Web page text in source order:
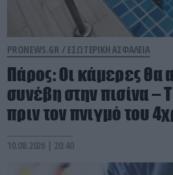
PRONEWS.GR / ΕΣΩΤΕΡΙΚΗ ΑΣΦΑΛΕΙΑ
Πάρος: Οι κάμερες θα
συνέβη στην πισίνα –
πριν τον πνιγμό του
10.08.2026 | 20:40